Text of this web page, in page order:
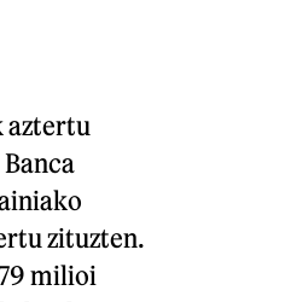
aztertu
zituzten.
milioi